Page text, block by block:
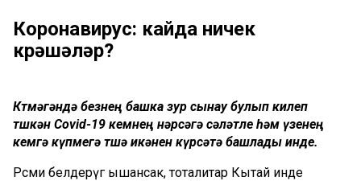
Коронавирус: кайда ничек
көрәшәләр?
Көтмәгәндә безнең башка зур сынау булып килеп
төшкән Covid-19 кемнең нәрсәгә сәләтле һәм үзенең
кемгә күпмегә төшә икәнен күрсәтә башлады инде.
Рәсми белдерүгә ышансак, тоталитар Кытай инде